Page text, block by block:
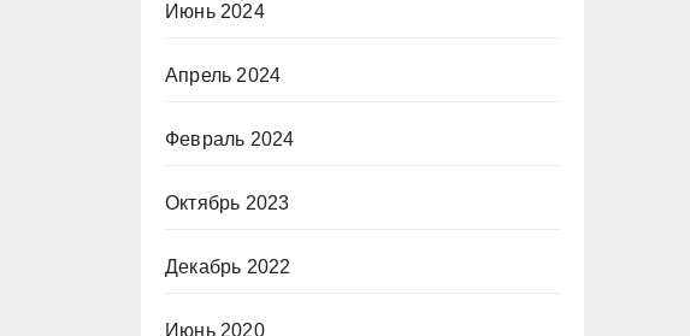
Июнь 2024
Апрель 2024
Февраль 2024
Октябрь 2023
Декабрь 2022
Июнь 2020